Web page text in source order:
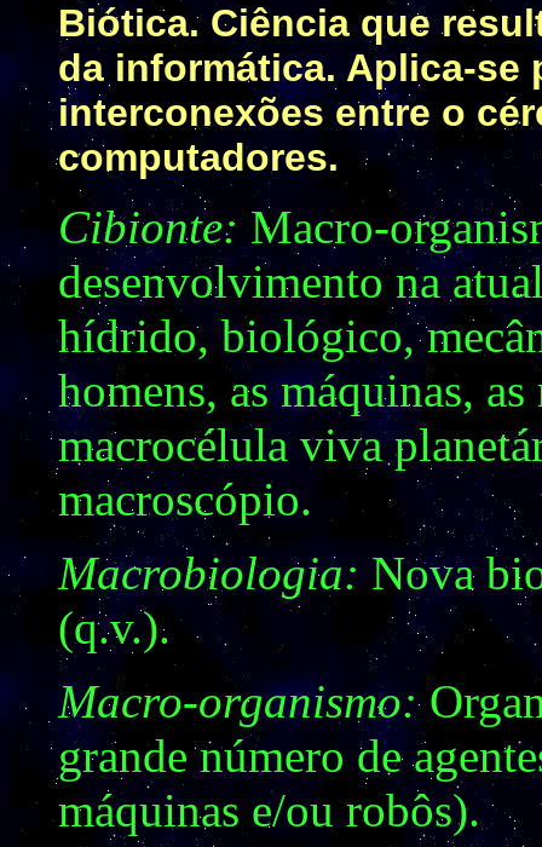
Biótica. Ciência que
da informática. Aplica-se
interconexões entre o
computadores.
Cibionte: Macro-
desenvolvimento na
hídrido, biológico,
homens, as máquinas, as
macrocélula viva
macroscópio.
Macrobiologia: Nova
(q.v.).
Macro-organismo:
grande número de
máquinas e/ou robôs).